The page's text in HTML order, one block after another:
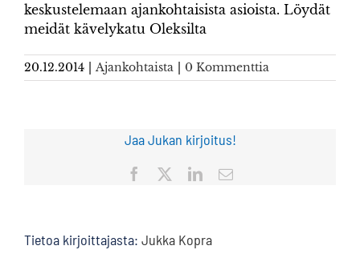
keskustelemaan ajankohtaisista asioista. Löydät
meidät kävelykatu Oleksilta
20.12.2014 Ajankohtaista 0 Kommenttia
Jaa Jukan kirjoitus!
Facebook LinkedInSähköposti
Tietoa kirjoittajasta: Jukka Kopra